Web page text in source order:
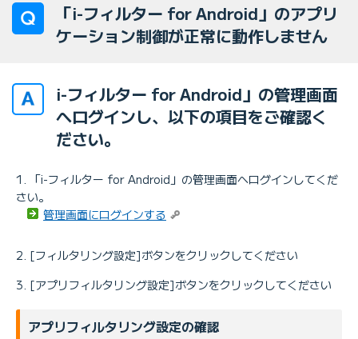
「i-フィルター for Android」のアプリ
ケーション制御が正常に動作しません
i-フィルター for Android」の管理画面
へログインし、以下の項目をご確認く
ださい。
「i-フィルター for Android」の管理画面へログインしてくだ
さい。
管理画面にログインする
[フィルタリング設定]ボタンをクリックしてください
[アプリフィルタリング設定]ボタンをクリックしてください
アプリフィルタリング設定の確認